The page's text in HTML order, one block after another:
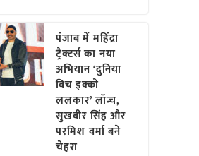
पंजाब में महिंद्रा
ट्रैक्टर्स का नया
अभियान ‘दुनिया
विच इक्को
ललकार’ लॉन्च,
सुखबीर सिंह और
परमिश वर्मा बने
चेहरा